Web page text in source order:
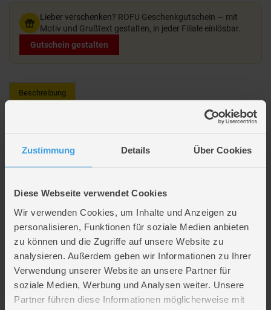
Zustimmung Details Über Cookies
Diese Webseite verwendet Cookies
Wir verwenden Cookies, um Inhalte und Anzeigen zu
personalisieren, Funktionen für soziale Medien anbieten
zu können und die Zugriffe auf unsere Website zu
analysieren. Außerdem geben wir Informationen zu Ihrer
Verwendung unserer Website an unsere Partner für
soziale Medien, Werbung und Analysen weiter. Unsere
Partner führen diese Informationen möglicherweise mit
Lieber verschenken? ROFU Geschenkgutschein — mit
Motiv und Grußtext gestalten, in jeder Filiale einlösbar.
Gutschein gestalten
Beschreibung
Lieferumfang: 1 x Trinkflasche
Motiv: Super Mario
mit integriertem Trinkhalm
Material: Tritan/Polypropylen
Hersteller: P:OS
Hersteller Art.Nr.: 33165
Artikelmerkmale